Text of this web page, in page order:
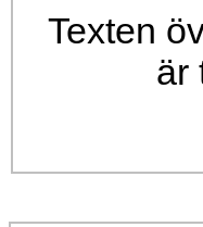
Texten
är